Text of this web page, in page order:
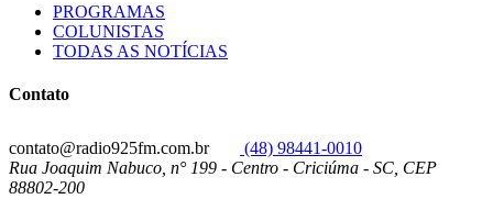
PROGRAMAS
COLUNISTAS
TODAS AS NOTÍCIAS
Contato
contato@radio925fm.com.br
(48) 98441-0010
Rua Joaquim Nabuco, n° 199 - Centro - Criciúma - SC, CEP
88802-200